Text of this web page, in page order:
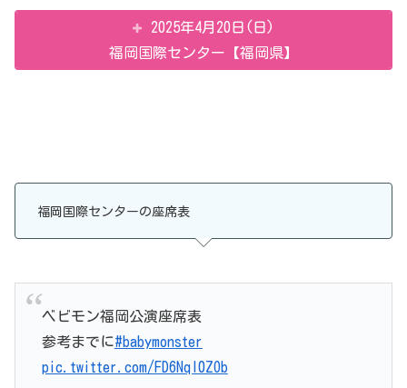
2025年4月20日(日)
福岡国際センター【福岡県】
福岡国際センターの座席表
ベビモン福岡公演座席表
参考までに#babymonster
pic.twitter.com/FD6Nql0ZOb